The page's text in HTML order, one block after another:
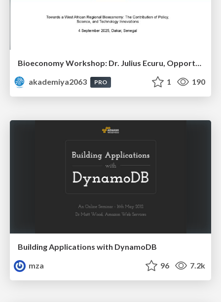
Bioeconomy Workshop: Dr. Julius Ecuru, Opportunities for a Bioeconomy in West Africa
akademiya2063
PRO 1 190
Building Applications with DynamoDB
mza
96 7.2k